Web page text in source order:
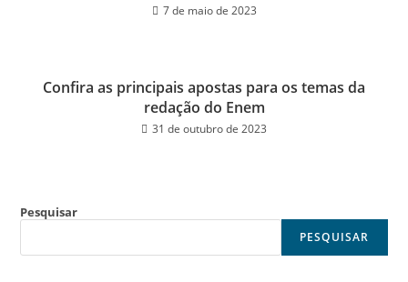
7 de maio de 2023
Confira as principais apostas para os temas da
redação do Enem
31 de outubro de 2023
Pesquisar
PESQUISAR